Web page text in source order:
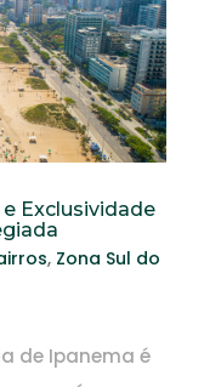
Exclusividade
, Zona Sul do
de Ipanema é